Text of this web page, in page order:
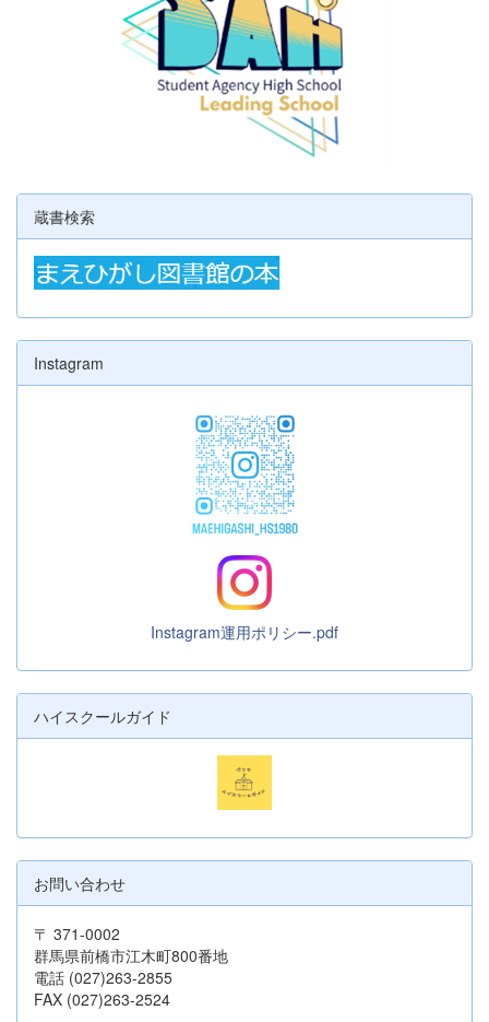
蔵書検索
Instagram
Instagram運用ポリシー.pdf
ハイスクールガイド
お問い合わせ
〒 371-0002
群馬県前橋市江木町800番地
電話 (027)263-2855
FAX (027)263-2524